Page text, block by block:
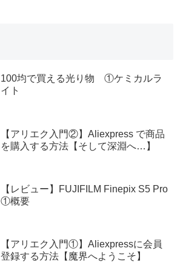
100均で買える光り物 ①ケミカルラ
イト
【アリエク入門②】Aliexpress で商品
を購入する方法【そして深淵へ…】
【レビュー】FUJIFILM Finepix S5 Pro
①概要
【アリエク入門①】Aliexpressに会員
登録する方法【魔界へようこそ】